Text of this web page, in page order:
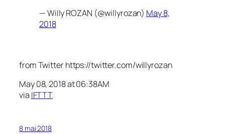
— Willy ROZAN (@willyrozan) May 8,
2018
from Twitter https://twitter.com/willyrozan
May 08, 2018 at 06:38AM
via IFTTT
8 mai 2018